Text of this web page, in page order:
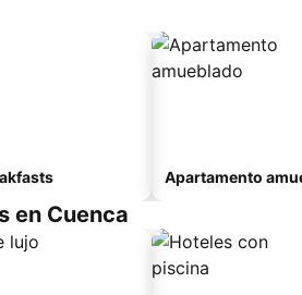
Apartamento
en Cuenca